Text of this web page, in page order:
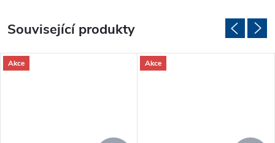
Související produkty
Akce Akce